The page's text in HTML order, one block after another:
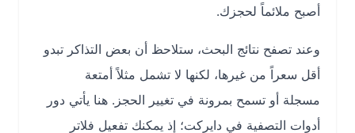
أصبح ملائماً لحجزك.
وعند تصفح نتائج البحث، ستلاحظ أن بعض التذاكر تبدو
أقل سعراً من غيرها، لكنها لا تشمل مثلاً أمتعة
مسجلة أو تسمح بمرونة في تغيير الحجز. هنا يأتي دور
أدوات التصفية في دايركت؛ إذ يمكنك تفعيل فلاتر